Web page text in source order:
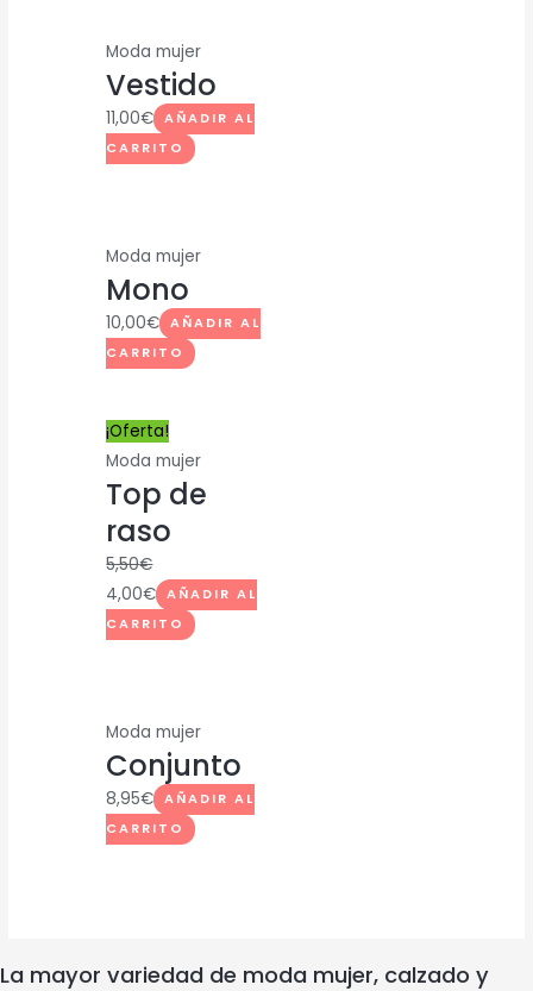
Moda mujer
Vestido
11,00€ AÑADIR AL
CARRITO
Moda mujer
Mono
10,00€ AÑADIR AL
CARRITO
¡Oferta!
Moda mujer
Top de
raso
5,50€
4,00€ AÑADIR AL
CARRITO
Moda mujer
Conjunto
8,95€ AÑADIR AL
CARRITO
La mayor variedad de moda mujer, calzado y